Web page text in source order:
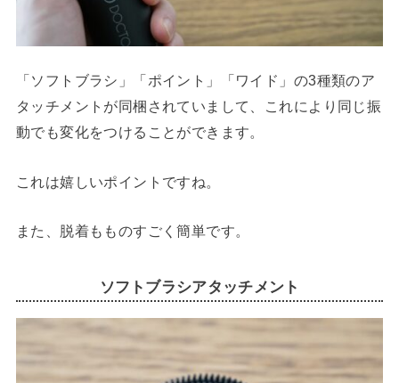
「ソフトブラシ」「ポイント」「ワイド」の3種類のア
タッチメントが同梱されていまして、これにより同じ振
動でも変化をつけることができます。
これは嬉しいポイントですね。
また、脱着もものすごく簡単です。
ソフトブラシアタッチメント